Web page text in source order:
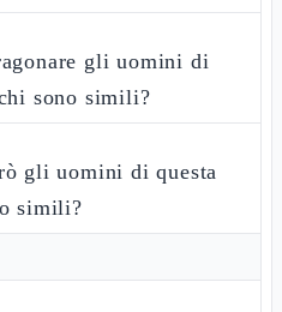
gli uomini di
sono simili?
gli uomini di questa
simili?